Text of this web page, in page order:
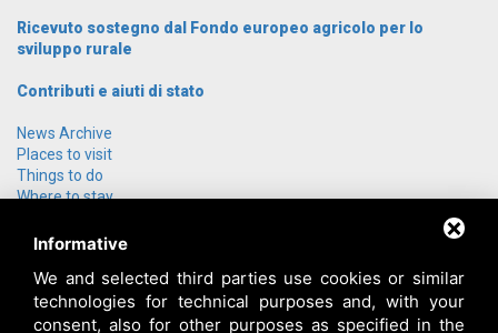
Ricevuto sostegno dal Fondo europeo agricolo per lo
sviluppo rurale
Contributi e aiuti di stato
News Archive
Places to visit
Things to do
Where to stay
How to get here
Contact us
Login
Informative
We and selected third parties use cookies or similar
technologies for technical purposes and, with your
consent, also for other purposes as specified in the